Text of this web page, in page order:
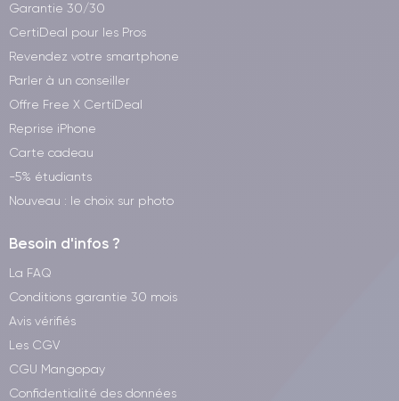
Garantie 30/30
CertiDeal pour les Pros
Revendez votre smartphone
Parler à un conseiller
Offre Free X CertiDeal
Reprise iPhone
Carte cadeau
-5% étudiants
Nouveau : le choix sur photo
Besoin d'infos ?
La FAQ
Conditions garantie 30 mois
Avis vérifiés
Les CGV
CGU Mangopay
Confidentialité des données